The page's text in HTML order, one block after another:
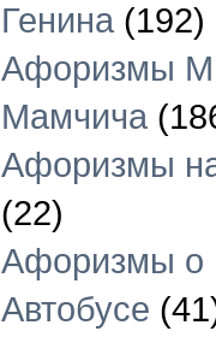
Генина (192)
Афоризмы
Мамчича
Афоризмы
(22)
Афоризмы о
Автобусе